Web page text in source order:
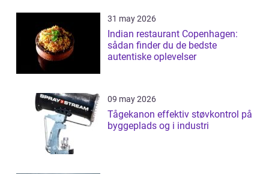
31 may 2026
Indian restaurant Copenhagen:
sådan finder du de bedste
autentiske oplevelser
09 may 2026
Tågekanon effektiv støvkontrol på
byggeplads og i industri